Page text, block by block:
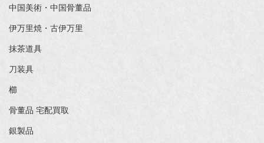
中国美術・中国骨董品
伊万里焼・古伊万里
抹茶道具
刀装具
櫛
骨董品 宅配買取
銀製品